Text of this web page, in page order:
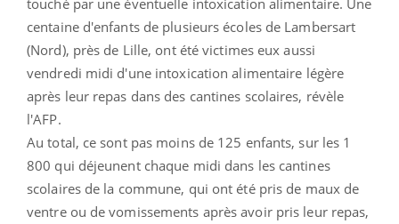
centaine d'enfants de plusieurs écoles de Lambersart
(Nord), près de Lille, ont été victimes eux aussi
vendredi midi d'une intoxication alimentaire légère
après leur repas dans des cantines scolaires, révèle
l'AFP.
Au total, ce sont pas moins de 125 enfants, sur les 1
800 qui déjeunent chaque midi dans les cantines
scolaires de la commune, qui ont été pris de maux de
ventre ou de vomissements après avoir pris leur repas,